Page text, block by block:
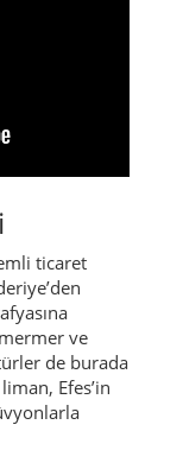
ticaret
ve
de burada
Efes’in